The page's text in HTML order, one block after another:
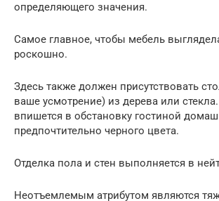
определяющего значения.
Самое главное, чтобы мебель
роскошно.
Здесь также должен присутствовать
ваше усмотрение) из дерева или
впишется в обстановку гостиной
предпочтительно черного цвета.
Отделка пола и стен выполняется в
Неотъемлемым атрибутом являются